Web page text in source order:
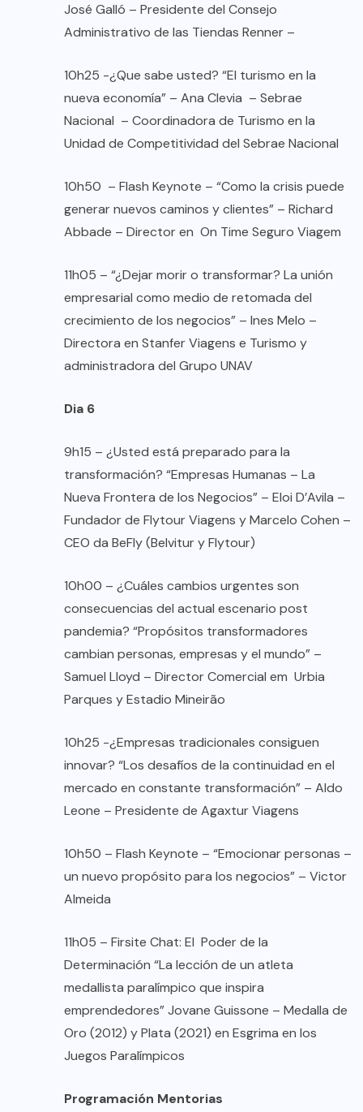
José Galló – Presidente del Consejo
Administrativo de las Tiendas Renner –
10h25 -¿Que sabe usted? “El turismo en la
nueva economía” – Ana Clevia – Sebrae
Nacional – Coordinadora de Turismo en la
Unidad de Competitividad del Sebrae Nacional
10h50 – Flash Keynote – “Como la crisis puede
generar nuevos caminos y clientes” – Richard
Abbade – Director en On Time Seguro Viagem
11h05 – “¿Dejar morir o transformar? La unión
empresarial como medio de retomada del
crecimiento de los negocios” – Ines Melo –
Directora en Stanfer Viagens e Turismo y
administradora del Grupo UNAV
Dia 6
9h15 – ¿Usted está preparado para la
transformación? “Empresas Humanas – La
Nueva Frontera de los Negocios” – Eloi D’Avila –
Fundador de Flytour Viagens y Marcelo Cohen –
CEO da BeFly (Belvitur y Flytour)
10h00 – ¿Cuáles cambios urgentes son
consecuencias del actual escenario post
pandemia? “Propósitos transformadores
cambian personas, empresas y el mundo” –
Samuel Lloyd – Director Comercial em Urbia
Parques y Estadio Mineirão
10h25 -¿Empresas tradicionales consiguen
innovar? “Los desafíos de la continuidad en el
mercado en constante transformación” – Aldo
Leone – Presidente de Agaxtur Viagens
10h50 – Flash Keynote – “Emocionar personas –
un nuevo propósito para los negocios” – Victor
Almeida
11h05 – Firsite Chat: El Poder de la
Determinación “La lección de un atleta
medallista paralímpico que inspira
emprendedores” Jovane Guissone – Medalla de
Oro (2012) y Plata (2021) en Esgrima en los
Juegos Paralímpicos ‍
Programación Mentorias